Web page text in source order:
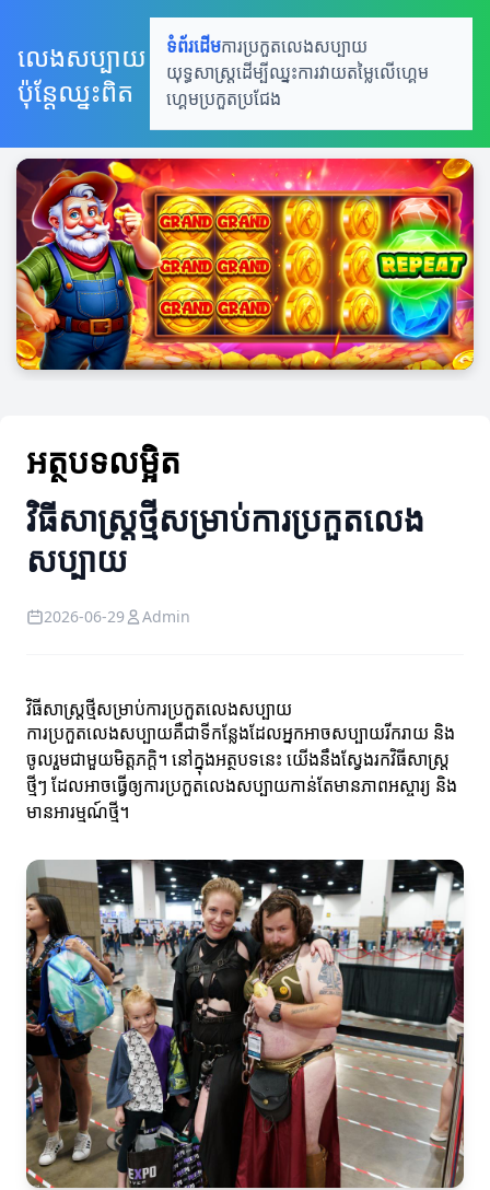
លេងសប្បាយ
ប៉ុន្តែឈ្នះពិត
ទំព័រដើមការប្រកួតលេងសប្បាយ
យុទ្ធសាស្រ្តដើម្បីឈ្នះការវាយតម្លៃលើហ្គេម
ហ្គេមប្រកួតប្រជែង
អត្ថបទលម្អិត
វិធីសាស្ត្រថ្មីសម្រាប់ការប្រកួតលេង
សប្បាយ
2026-06-29 Admin
វិធីសាស្ត្រថ្មីសម្រាប់ការប្រកួតលេងសប្បាយ
ការប្រកួតលេងសប្បាយគឺជាទីកន្លែងដែលអ្នកអាចសប្បាយរីករាយ និង
ចូលរួមជាមួយមិត្តភក្តិ។ នៅក្នុងអត្ថបទនេះ យើងនឹងស្វែងរកវិធីសាស្ត្រ
ថ្មីៗ ដែលអាចធ្វើឲ្យការប្រកួតលេងសប្បាយកាន់តែមានភាពអស្ចារ្យ និង
មានអារម្មណ៍ថ្មី។